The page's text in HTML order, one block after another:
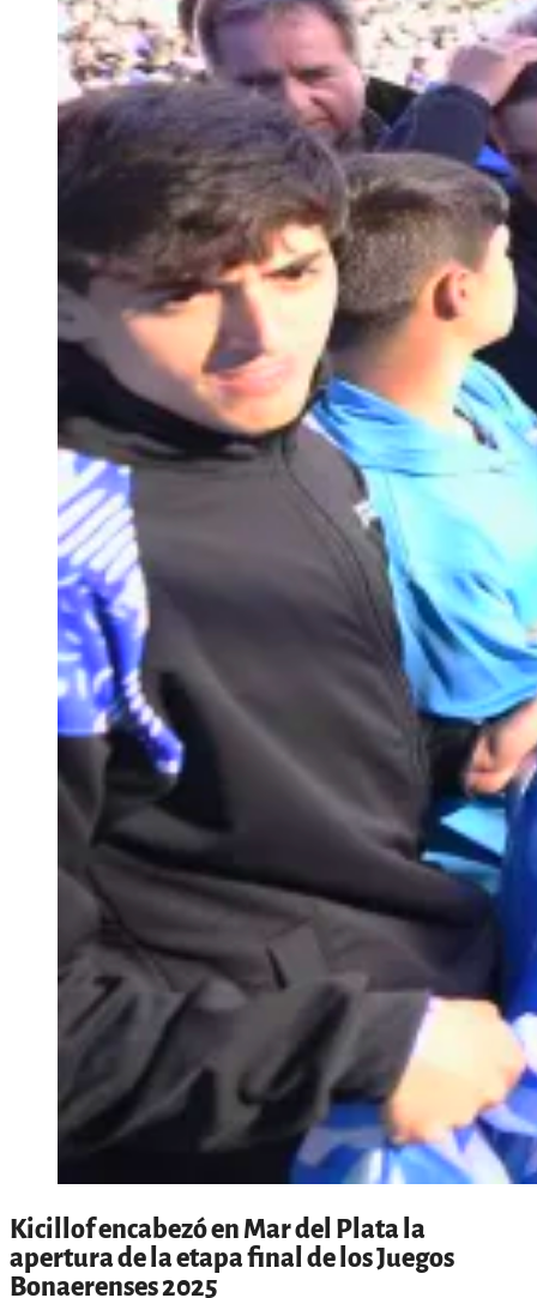
Kicillof encabezó en Mar del Plata la
apertura de la etapa final de los Juegos
Bonaerenses 2025